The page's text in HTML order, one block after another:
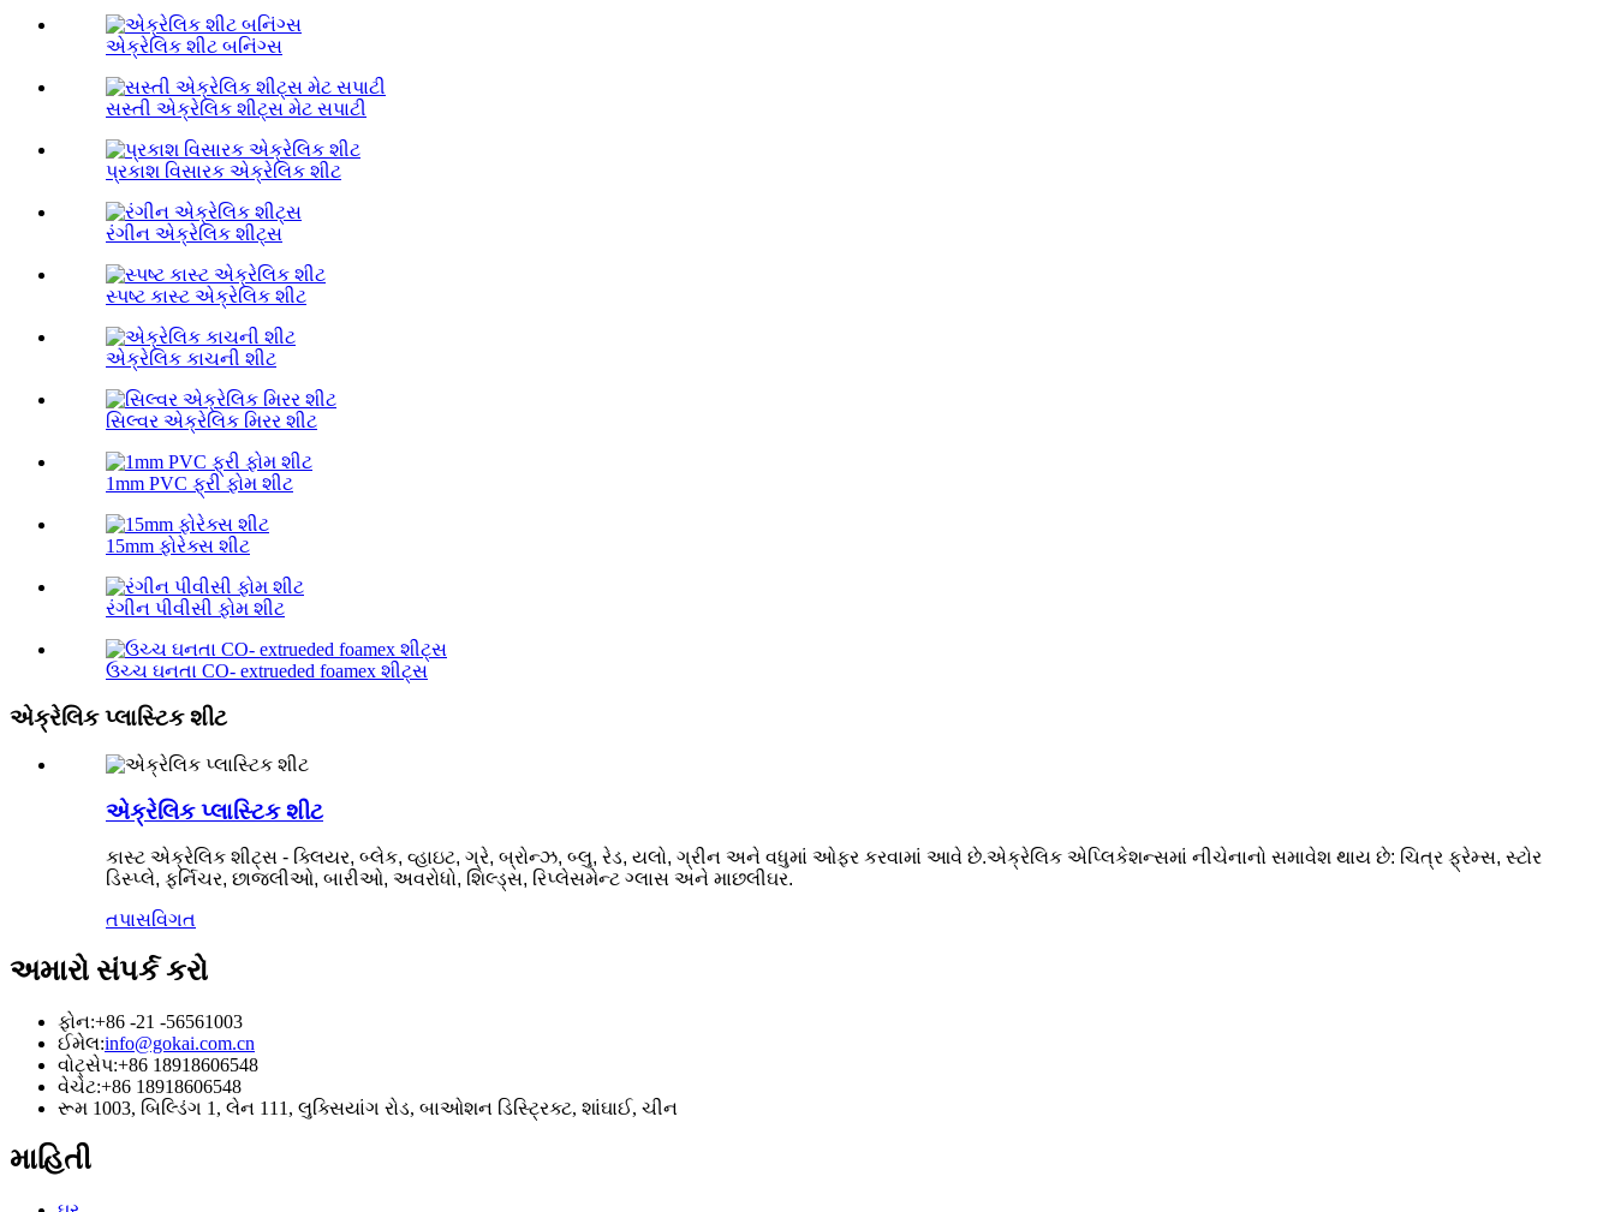
એક્રેલિક શીટ બનિંગ્સ
સસ્તી એક્રેલિક શીટ્સ મેટ સપાટી
પ્રકાશ વિસારક એક્રેલિક શીટ
રંગીન એક્રેલિક શીટ્સ
સ્પષ્ટ કાસ્ટ એક્રેલિક શીટ
એક્રેલિક કાચની શીટ
સિલ્વર એક્રેલિક મિરર શીટ
1mm PVC ફ્રી ફોમ શીટ
15mm ફોરેક્સ શીટ
રંગીન પીવીસી ફોમ શીટ
ઉચ્ચ ઘનતા CO- extrueded foamex શીટ્સ
એક્રેલિક પ્લાસ્ટિક શીટ
એક્રેલિક પ્લાસ્ટિક શીટ
કાસ્ટ એક્રેલિક શીટ્સ - ક્લિયર, બ્લેક, વ્હાઇટ, ગ્રે, બ્રોન્ઝ, બ્લુ, રેડ, યલો, ગ્રીન અને વધુમાં ઓફર કરવામાં આવે છે.એક્રેલિક એપ્લિકેશન્સમાં નીચેનાનો સમાવેશ થાય છે: ચિત્ર ફ્રેમ્સ, સ્ટોર
ડિસ્પ્લે, ફર્નિચર, છાજલીઓ, બારીઓ, અવરોધો, શિલ્ડ્સ, રિપ્લેસમેન્ટ ગ્લાસ અને માછલીઘર.
તપાસવિગત
અમારો સંપર્ક કરો
ફોન:+86 -21 -56561003
ઈમેલ:info@gokai.com.cn
વોટ્સેપ:+86 18918606548
વેચેટ:+86 18918606548
રૂમ 1003, બિલ્ડિંગ 1, લેન 111, લુક્સિયાંગ રોડ, બાઓશન ડિસ્ટ્રિક્ટ, શાંઘાઈ, ચીન
માહિતી